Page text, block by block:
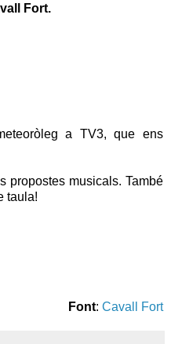
Fort.
a TV3, que ens
propostes musicals. També
taula!
Font: Cavall Fort